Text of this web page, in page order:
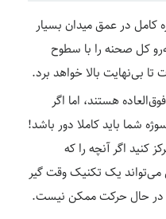
کامل در عمق میدان بسیار
کل صحنه را با سطوح
بی‌نهایت بالا خواهد برد.
هستند، اما اگر
شما باید کاملا دور باشد!
کنید اگر آنچه را که
می‌تواند یک تکنیک وقت گیر
در حال حرکت ممکن نیست.